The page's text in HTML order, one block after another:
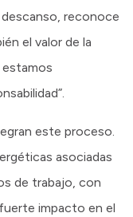
reconoce
el valor de la
estamos
este proceso.
asociadas
de trabajo, con
impacto en el